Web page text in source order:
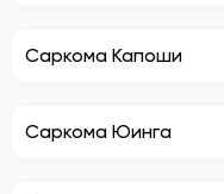
Саркома Капоши
Саркома Юинга